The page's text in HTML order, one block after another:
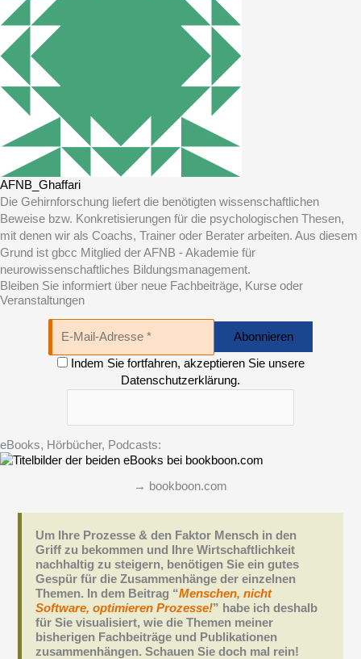
AFNB_Ghaffari
Die Gehirnforschung liefert die benötigten wissenschaftlichen
Beweise bzw. Konkretisierungen für die psychologischen Thesen,
mit denen wir als Coachs, Trainer oder Berater arbeiten. Aus diesem
Grund ist gbcc Mitglied der AFNB - Akademie für
neurowissenschaftliches Bildungsmanagement.
Bleiben Sie informiert über neue Fachbeiträge, Kurse oder
Veranstaltungen
Indem Sie fortfahren, akzeptieren Sie unsere
Datenschutzerklärung.
eBooks, Hörbücher, Podcasts:
→ bookboon.com
Um Ihre Prozesse & den Faktor Mensch in den
Griff zu bekommen und Ihre Wirtschaftlichkeit
nachhaltig zu steigern, benötigen Sie ein gutes
Gespür für die Zusammenhänge der einzelnen
Themen. In dem Beitrag “Menschen, nicht
Software, optimieren Prozesse!” habe ich deshalb
für Sie visualisiert, wie die Themen meiner
bisherigen Fachbeiträge und Publikationen
zusammenhängen. Schauen Sie doch mal rein!